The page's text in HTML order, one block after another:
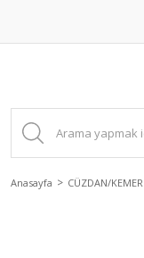
Anasayfa CÜZDAN/KEMER